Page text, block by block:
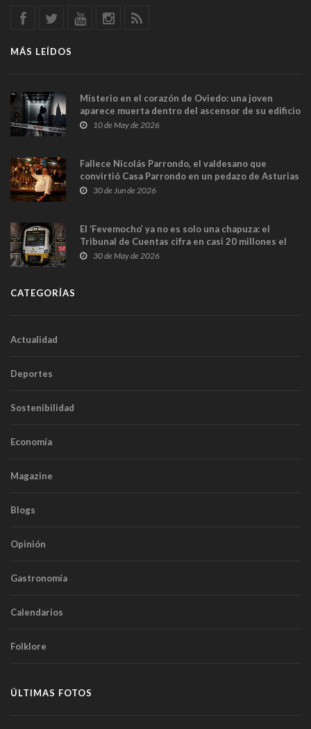
MÁS LEÍDOS
Misterio en el corazón de Oviedo: una joven
aparece muerta dentro del ascensor de su edificio
y las cámaras captan sus últimos minutos
10 de May de 2026
Fallece Nicolás Parrondo, el valdesano que
convirtió Casa Parrondo en un pedazo de Asturias
en Madrid
30 de Jun de 2026
El ‘Fevemocho’ ya no es solo una chapuza: el
Tribunal de Cuentas cifra en casi 20 millones el
sobrecoste de los trenes que no cabían por los
30 de May de 2026
CATEGORÍAS
Actualidad
Deportes
Sostenibilidad
Economía
Magazine
Blogs
Opinión
Gastronomía
Calendarios
Folklore
ÚLTIMAS FOTOS